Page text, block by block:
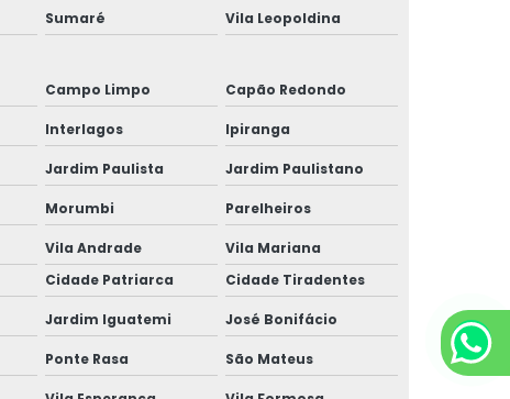
Conserto de balanças rodoviárias
Enchimento de big bag
Ensacadeira de big bag
Envase de tambores
Fabricantes de balança rodoviária
Gerenciador de pesagem
Sumaré Vila Leopoldina
Campo Limpo Capão Redondo
Interlagos Ipiranga
Jardim Paulista Jardim Paulistano
Morumbi Parelheiros
Vila Andrade
Vila Mariana
Cidade Patriarca Cidade Tiradentes
Jardim Iguatemi José Bonifácio
Ponte Rasa São Mateus